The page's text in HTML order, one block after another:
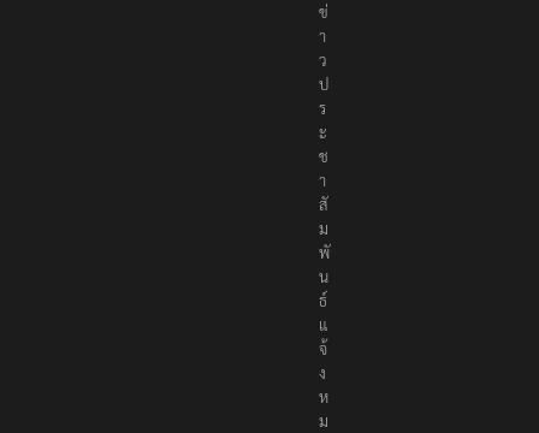
ข่
า
ว
ป
ร
ะ
ช
า
สั
ม
พั
น
ธ์
แ
จ้
ง
ห
ม